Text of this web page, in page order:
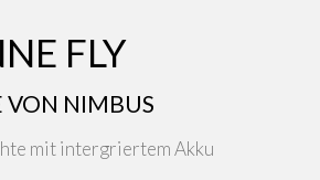
FLY
VON NIMBUS
mit intergriertem Akku